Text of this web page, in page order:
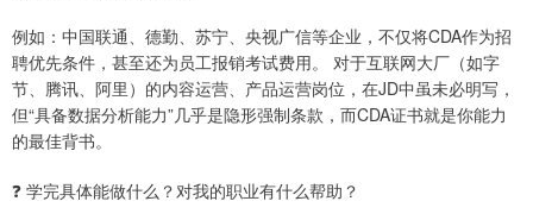
例如：中国联通、德勤、苏宁、央视广信等企业，不仅将CDA作为招
聘优先条件，甚至还为员工报销考试费用。 对于互联网大厂（如字
节、腾讯、阿里）的内容运营、产品运营岗位，在JD中虽未必明写，
但“具备数据分析能力”几乎是隐形强制条款，而CDA证书就是你能力
的最佳背书。
❓ 学完具体能做什么？对我的职业有什么帮助？